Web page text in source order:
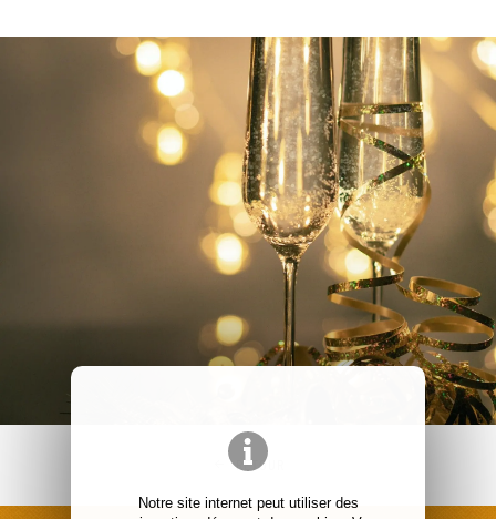
Notre site internet peut utiliser des
RETOUR